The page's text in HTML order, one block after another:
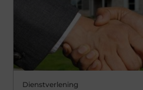
Dienstverlening